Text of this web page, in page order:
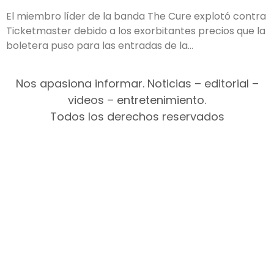
El miembro líder de la banda The Cure explotó contra
Ticketmaster debido a los exorbitantes precios que la
boletera puso para las entradas de la
Nos apasiona informar. Noticias – editorial –
videos – entretenimiento.
Todos los derechos reservados